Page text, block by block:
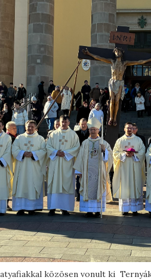
közösen vonult ki